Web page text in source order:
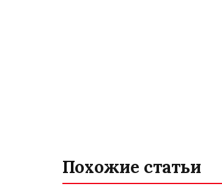
Похожие статьи